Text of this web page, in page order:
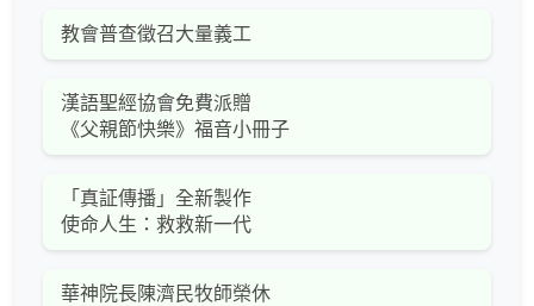
教會普查徵召大量義工
漢語聖經協會免費派贈
《父親節快樂》福音小冊子
「真証傳播」全新製作
使命人生：救救新一代
華神院長陳濟民牧師榮休